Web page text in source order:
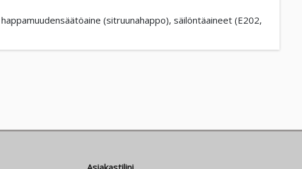
(sitruunahappo), säilöntäaineet (E202,